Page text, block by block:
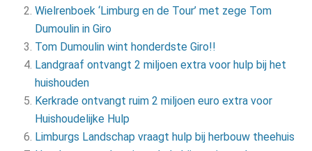
Wielrenboek ‘Limburg en de Tour’ met zege Tom
Dumoulin in Giro
Tom Dumoulin wint honderdste Giro!!
Landgraaf ontvangt 2 miljoen extra voor hulp bij het
huishouden
Kerkrade ontvangt ruim 2 miljoen euro extra voor
Huishoudelijke Hulp
Limburgs Landschap vraagt hulp bij herbouw theehuis